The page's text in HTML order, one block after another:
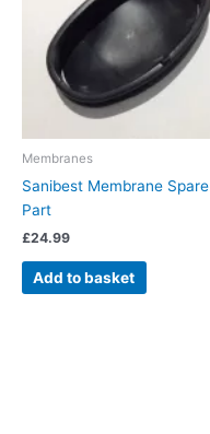
Membranes
Sanibest Membrane Spare
Part
£24.99
Add to basket